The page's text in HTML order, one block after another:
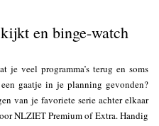
en binge-watch
veel programma’s terug en soms
gaatje in je planning gevonden?
van je favoriete serie achter elkaar
NLZIET Premium of Extra. Handig